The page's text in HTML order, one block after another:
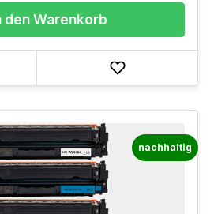
den Warenkorb
nachhaltig